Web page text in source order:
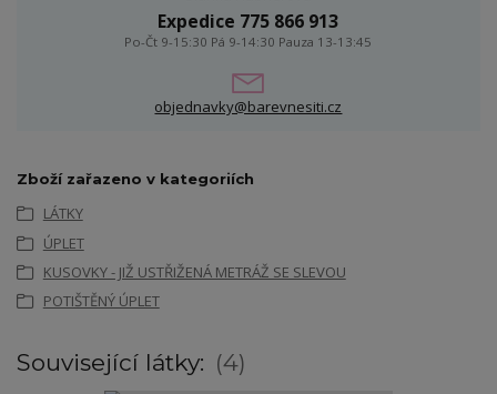
Expedice 775 866 913
Po-Čt 9-15:30 Pá 9-14:30 Pauza 13-13:45
objednavky@barevnesiti.cz
Zboží zařazeno v kategoriích
LÁTKY
ÚPLET
KUSOVKY - JIŽ USTŘIŽENÁ METRÁŽ SE SLEVOU
POTIŠTĚNÝ ÚPLET
Související látky: 4